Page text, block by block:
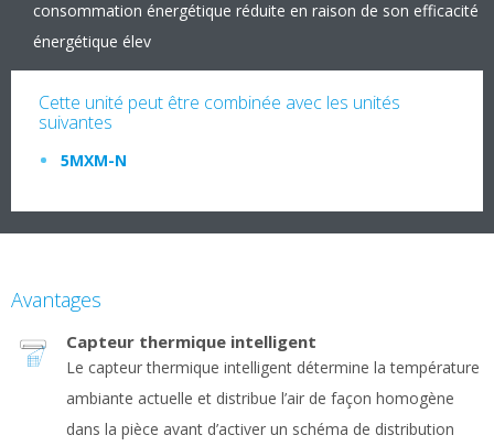
consommation énergétique réduite en raison de son efficacité
énergétique élev
Cette unité peut être combinée avec les unités
suivantes
5MXM-N
Avantages
Capteur thermique intelligent
Le capteur thermique intelligent détermine la température
ambiante actuelle et distribue l’air de façon homogène
dans la pièce avant d’activer un schéma de distribution